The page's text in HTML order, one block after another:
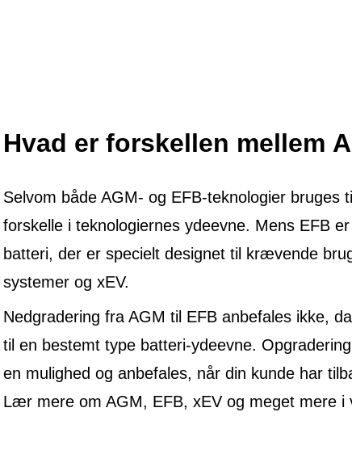
Hvad er forskellen mellem
Selvom både AGM- og EFB-teknologier bruges
forskelle i teknologiernes ydeevne. Mens EFB
batteri, der er specielt designet til krævende
systemer og xEV.
Nedgradering fra AGM til EFB anbefales ikke,
til en bestemt type batteri-ydeevne.
en mulighed og anbefales, når din kunde har
Lær mere om AGM, EFB, xEV og meget mere i